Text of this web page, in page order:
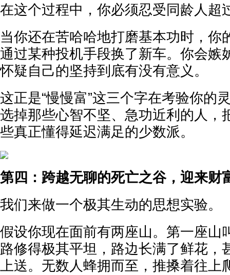
在这个过程中，你必须忍受同龄人超
当你还在苦哈哈地打磨基本功时，你
通过某种投机手段换了新车。你会嫉
怀疑自己的坚持到底有没有意义。
这正是“慢慢富”这三个字在考验你的
选掉那些心智不坚、急功近利的人，
些真正懂得延迟满足的少数派。
第四：跨越无聊的死亡之谷，迎来财
我们来做一个极其生动的思想实验。
假设你现在面前有两座山。第一座山
路修得极其平坦，路边长满了鲜花，
上送。无数人蜂拥而至，推搡着往上